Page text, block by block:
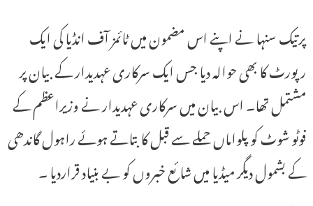
پرتیک سنہا نے اپنے اس مضمون میں ٹائمز آف انڈیا کی ایک
رپورٹ کا بھی حوالہ دیا جس ایک سرکاری عہدیدار کے بیان پر
مشتمل تھا۔ اس بیان میں سرکاری عہدیدار نے وزیراعظم کے
فوٹو شوٹ کو پلواماں حملے سے قبل کا بتاتے ہوئے راہول گاندھی
کے بشمول دیگر میڈیا میں شائع خبروں کو بے بنیاد قراردیا ۔